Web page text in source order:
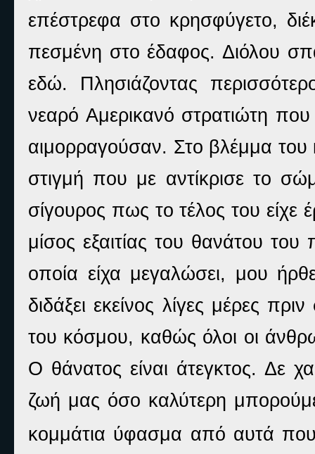
επέστρεφα στο κρησφύγετο,
πεσμένη στο έδαφος. Διόλου
εδώ. Πλησιάζοντας
νεαρό Αμερικανό στρατιώτη
αιμορραγούσαν. Στο βλέμμα του
στιγμή που με αντίκρισε το
σίγουρος πως το τέλος του είχε
μίσος εξαιτίας του θανάτου
οποία είχα μεγαλώσει, μου
διδάξει εκείνος λίγες μέρες
του κόσμου, καθώς όλοι οι
Ο θάνατος είναι άτεγκτος. Δε
ζωή μας όσο καλύτερη
κομμάτια ύφασμα από αυτά